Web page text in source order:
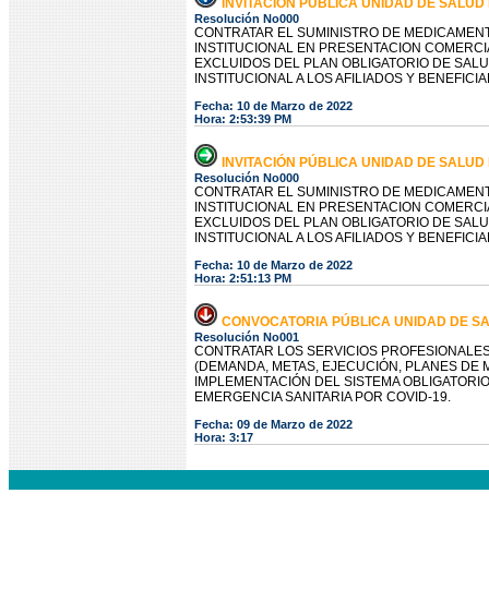
INVITACIÓN PÚBLICA UNIDAD DE
Resolución No000
CONTRATAR EL SUMINISTRO DE
INSTITUCIONAL EN PRESENTACION
EXCLUIDOS DEL PLAN OBLIGATORIO DE
INSTITUCIONAL A LOS AFILIADOS Y
Fecha: 10 de Marzo de 2022
Hora: 2:53:39 PM
INVITACIÓN PÚBLICA UNIDAD DE
Resolución No000
CONTRATAR EL SUMINISTRO DE
INSTITUCIONAL EN PRESENTACION
EXCLUIDOS DEL PLAN OBLIGATORIO DE
INSTITUCIONAL A LOS AFILIADOS Y
Fecha: 10 de Marzo de 2022
Hora: 2:51:13 PM
CONVOCATORIA PÚBLICA UNIDAD DE
Resolución No001
CONTRATAR LOS SERVICIOS
(DEMANDA, METAS, EJECUCIÓN, PLANES DE
IMPLEMENTACIÓN DEL SISTEMA
EMERGENCIA SANITARIA POR COVID-19.
Fecha: 09 de Marzo de 2022
Hora: 3:17